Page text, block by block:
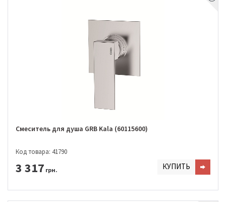
Смеситель для душа GRB Kala (60115600)
Код товара: 41790
3 317 грн. КУПИТЬ